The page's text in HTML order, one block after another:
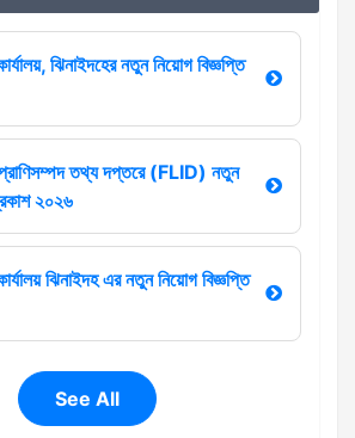
ঝিনাইদহের নতুন নিয়োগ বিজ্ঞপ্তি
তথ্য দপ্তরে (FLID) নতুন
২০২৬
ঝিনাইদহ এর নতুন নিয়োগ বিজ্ঞপ্তি
See All